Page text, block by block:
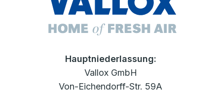
Hauptniederlassung:
Vallox GmbH
Von-Eichendorff-Str. 59A